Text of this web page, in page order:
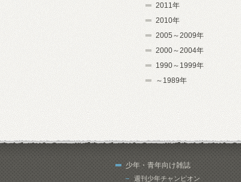
2011年
2010年
2005～2009年
2000～2004年
1990～1999年
～1989年
少年・青年向け雑誌
週刊少年チャンピオン